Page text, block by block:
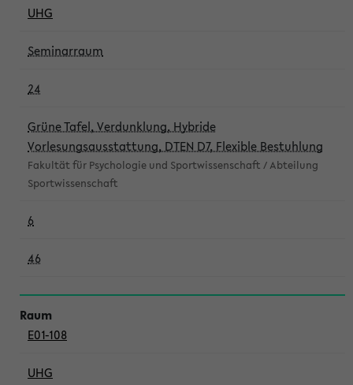
UHG
Seminarraum
24
Grüne Tafel, Verdunklung, Hybride
Vorlesungsausstattung, DTEN D7, Flexible Bestuhlung
Fakultät für Psychologie und Sportwissenschaft / Abteilung
Sportwissenschaft
6
46
E01-108
UHG